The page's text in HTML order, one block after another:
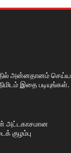
அன்னதானம் செய்ய
இதை படியுங்கள்.
அட்டகாசமான
குழம்பு